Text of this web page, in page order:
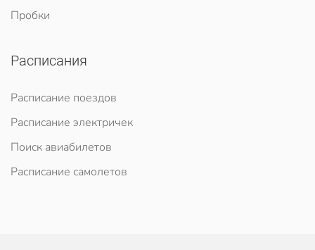
Пробки
Расписания
Расписание поездов
Расписание электричек
Поиск авиабилетов
Расписание самолетов